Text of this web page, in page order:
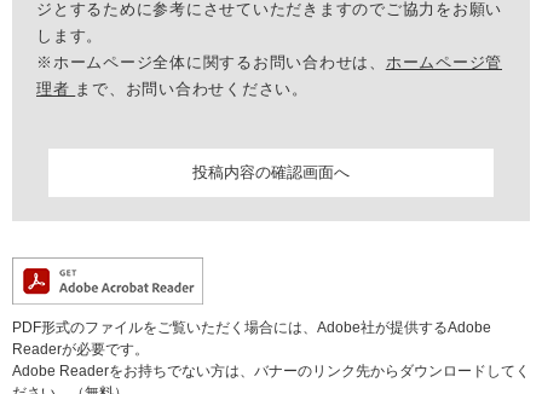
ジとするために参考にさせていただきますのでご協力をお願い
します。
※ホームページ全体に関するお問い合わせは、 ホームページ管
理者 まで、お問い合わせください。
PDF形式のファイルをご覧いただく場合には、Adobe社が提供するAdobe
Readerが必要です。
Adobe Readerをお持ちでない方は、バナーのリンク先からダウンロードしてく